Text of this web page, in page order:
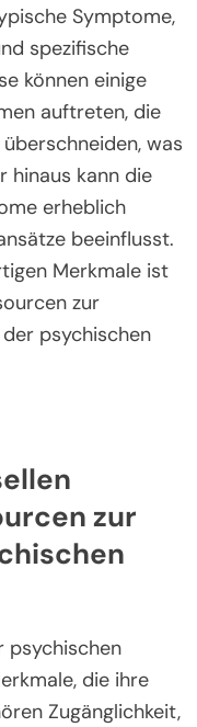
Symptome,
spezifische
können einige
auftreten, die
was
hinaus kann die
erheblich
beeinflusst.
Merkmale ist
zur
psychischen
zur
psychischen
die ihre
Zugänglichkeit,